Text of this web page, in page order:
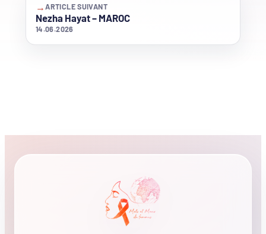
→ARTICLE SUIVANT
Nezha Hayat – MAROC
14.06.2026